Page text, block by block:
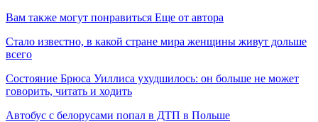
Вам также могут понравиться Еще от автора
Стало известно, в какой стране мира женщины живут дольше
всего
Состояние Брюса Уиллиса ухудшилось: он больше не может
говорить, читать и ходить
Автобус с белорусами попал в ДТП в Польше